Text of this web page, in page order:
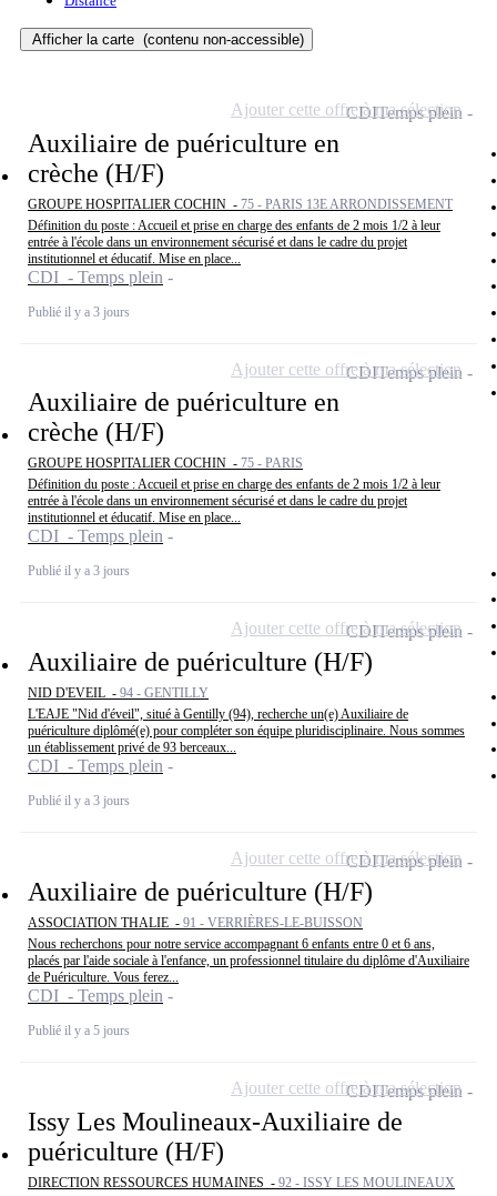
Afficher la carte (contenu non-accessible)
Auxiliaire de puériculture en
crèche (H/F)
GROUPE HOSPITALIER COCHIN - 75 - PARIS 13E ARRONDISSEMENT
Définition du poste : Accueil et prise en charge des enfants de 2 mois 1/2 à leur
entrée à l'école dans un environnement sécurisé et dans le cadre du projet
institutionnel et éducatif. Mise en place...
CDI - Temps plein
Publié il y a 3 jours
CDITemps plein
Ajouter cette offre à ma sélection
Auxiliaire de puériculture en
crèche (H/F)
GROUPE HOSPITALIER COCHIN - 75 - PARIS
Définition du poste : Accueil et prise en charge des enfants de 2 mois 1/2 à leur
entrée à l'école dans un environnement sécurisé et dans le cadre du projet
institutionnel et éducatif. Mise en place...
CDI - Temps plein
Publié il y a 3 jours
CDITemps plein
Ajouter cette offre à ma sélection
Auxiliaire de puériculture (H/F)
NID D'EVEIL - 94 - GENTILLY
L'EAJE "Nid d'éveil", situé à Gentilly (94), recherche un(e) Auxiliaire de
puériculture diplômé(e) pour compléter son équipe pluridisciplinaire. Nous sommes
un établissement privé de 93 berceaux...
CDI - Temps plein
Publié il y a 3 jours
CDITemps plein
Ajouter cette offre à ma sélection
Auxiliaire de puériculture (H/F)
ASSOCIATION THALIE - 91 - VERRIÈRES-LE-BUISSON
Nous recherchons pour notre service accompagnant 6 enfants entre 0 et 6 ans,
placés par l'aide sociale à l'enfance, un professionnel titulaire du diplôme d'Auxiliaire
de Puériculture. Vous ferez...
CDI - Temps plein
Publié il y a 5 jours
CDITemps plein
Ajouter cette offre à ma sélection
Issy Les Moulineaux-Auxiliaire de
puériculture (H/F)
DIRECTION RESSOURCES HUMAINES - 92 - ISSY LES MOULINEAUX
CDITemps plein
Ajouter cette offre à ma sélection